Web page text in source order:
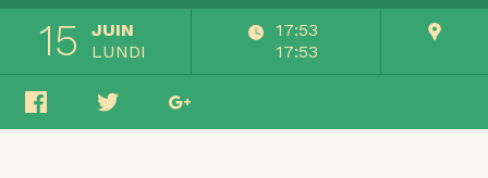
15
JUIN
LUNDI
17:53
17:53